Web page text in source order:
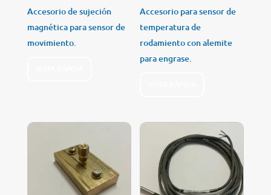
Accesorio de sujeción
magnética para sensor de
movimiento.
Accesorio para sensor de
temperatura de
rodamiento con alemite
para engrase.